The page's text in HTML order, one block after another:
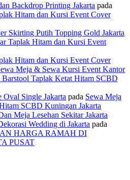
Backdrop Printing Jakarta pada
Hitam dan Kursi Event Cover
Skirting Putih Topping Gold Jakarta
Taplak Hitam dan Kursi Event
Hitam dan Kursi Event Cover
Meja & Sewa Kursi Event Kantor
Barstool Taplak Ketat Hitam SCBD
Oval Single Jakarta pada Sewa Meja
SCBD Kuningan Jakarta
Meja Lesehan Sekitar Jakarta
Wedding di Jakarta pada
HARGA RAMAH DI
PUSAT